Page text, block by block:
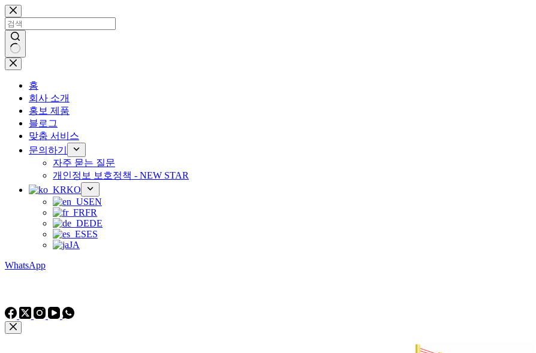
콘
텐
츠
로
건
너
결
홈
회사 소개
홍보 제품
블로그
맞춤 서비스
문의하기
자주 묻는 질문
개인정보 보호정책 - NEW STAR
KO
EN
FR
DE
ES
JA
WhatsApp